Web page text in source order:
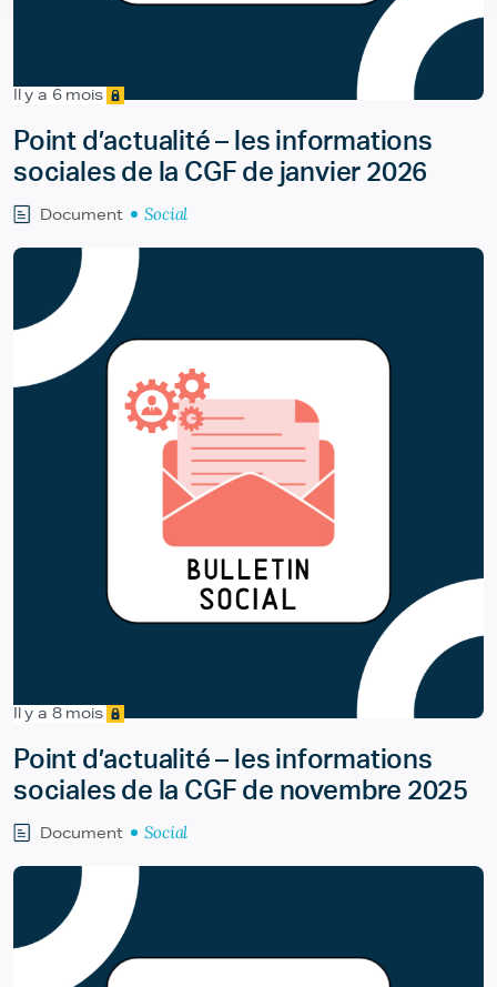
Il y a 6 mois
Point d’actualité – les informations
sociales de la CGF de janvier 2026
Document Social
Il y a 8 mois
Point d’actualité – les informations
sociales de la CGF de novembre 2025
Document Social